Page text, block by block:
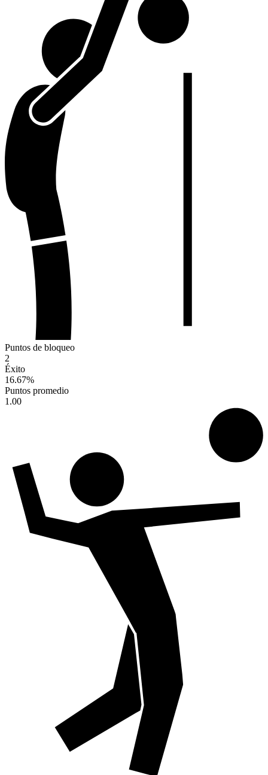
Puntos de bloqueo
2
Éxito
16.67%
Puntos promedio
1.00